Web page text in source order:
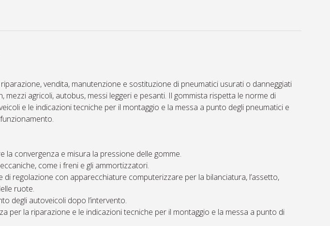
vendita, manutenzione e sostituzione di pneumatici usurati o danneggiati
mezzi agricoli, autobus, messi leggeri e pesanti. Il gommista rispetta le norme di
e le indicazioni tecniche per il montaggio e la messa a punto degli pneumatici e
la convergenza e misura la pressione delle gomme.
come i freni e gli ammortizzatori.
di regolazione con apparecchiature computerizzare per la bilanciatura, l’assetto,
ruote.
degli autoveicoli dopo l’intervento.
per la riparazione e le indicazioni tecniche per il montaggio e la messa a punto di